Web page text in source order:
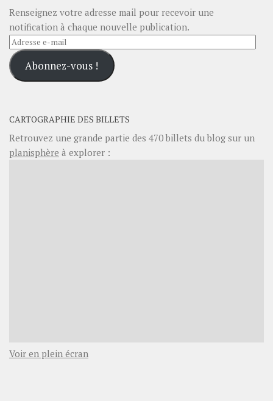
Renseignez votre adresse mail pour recevoir une
notification à chaque nouvelle publication.
Adresse
e-
mailAbonnez-vous !
CARTOGRAPHIE DES BILLETS
Retrouvez une grande partie des 470billets du blog sur un
planisphère à explorer :
Voir en plein écran